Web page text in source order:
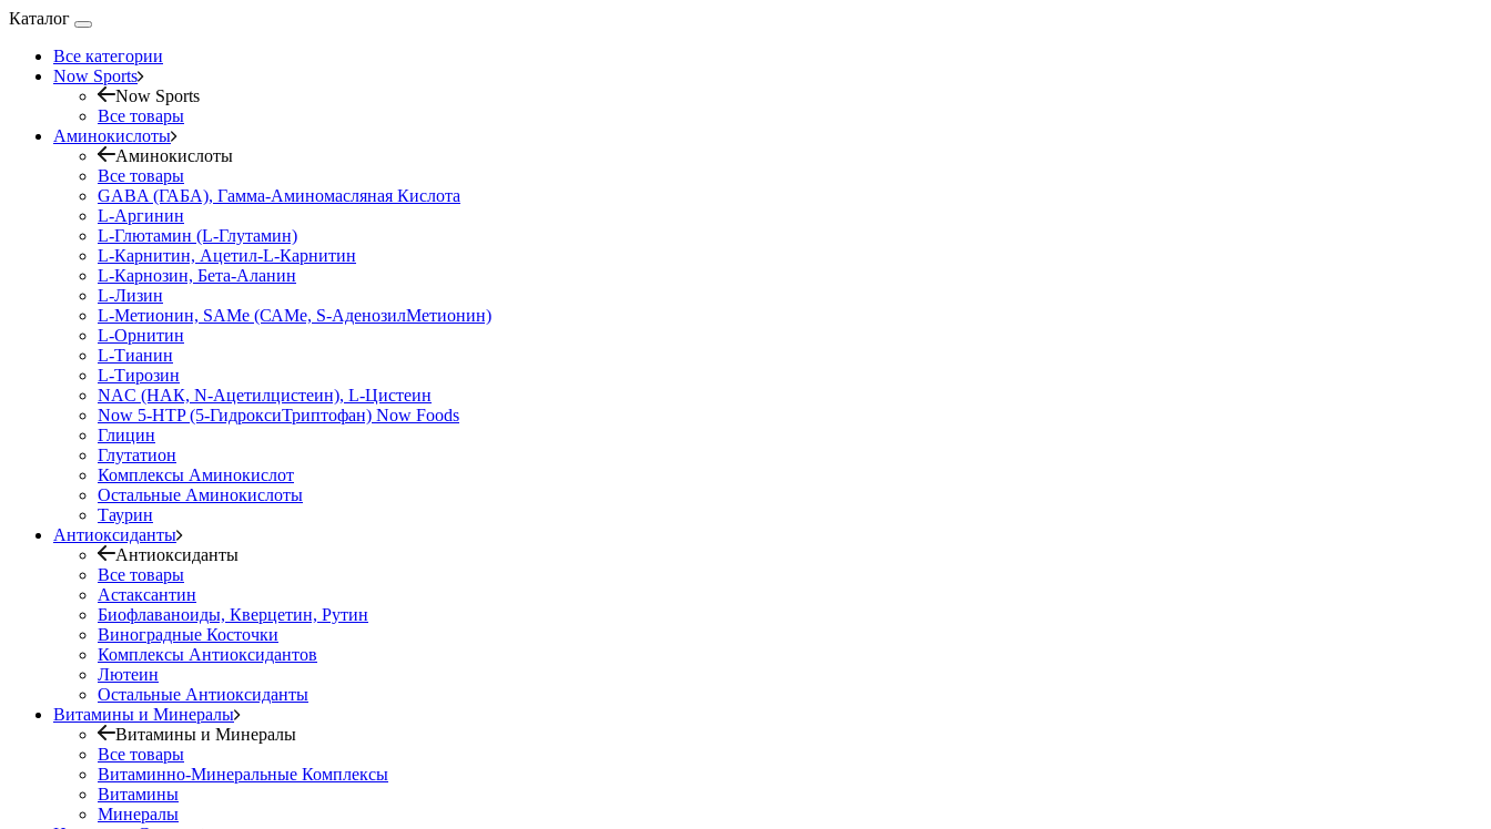
Каталог
Все категории
Now Sports
Now Sports
Все товары
Аминокислоты
Аминокислоты
Все товары
GABA (ГАБА), Гамма-Аминомасляная Кислота
L-Аргинин
L-Глютамин (L-Глутамин)
L-Карнитин, Ацетил-L-Карнитин
L-Карнозин, Бета-Аланин
L-Лизин
L-Метионин, SAMe (САМе, S-АденозилМетионин)
L-Орнитин
L-Тианин
L-Тирозин
NAC (НАК, N-Ацетилцистеин), L-Цистеин
Now 5-HTP (5-ГидроксиТриптофан) Now Foods
Глицин
Глутатион
Комплексы Аминокислот
Остальные Аминокислоты
Таурин
Антиоксиданты
Антиоксиданты
Все товары
Астаксантин
Биофлаваноиды, Кверцетин, Рутин
Виноградные Косточки
Комплексы Антиоксидантов
Лютеин
Остальные Антиоксиданты
Витамины и Минералы
Витамины и Минералы
Все товары
Витаминно-Минеральные Комплексы
Витамины
Минералы